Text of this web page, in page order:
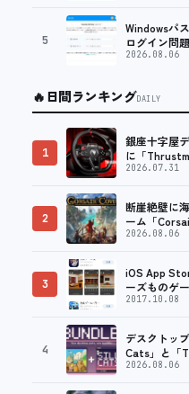
ローラーを
5
Windowsパ
ログイン問
2026.08.06
🔥日間ランキングDAILY
1
銀座十字屋
に「
ープン。記
ローラーを
2026.07.31
2
断崖絶壁に
ーム「
始！
2026.08.06
3
iOS App
ーズものゲ
脱出ゲーム
2017.10.08
4
デスクトッ
Cats」と「
ルセットが
2026.08.06